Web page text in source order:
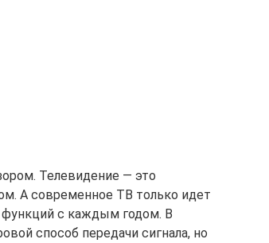
Телевидение — это
А современное ТВ только идет
функций с каждым годом. В
способ передачи сигнала, но